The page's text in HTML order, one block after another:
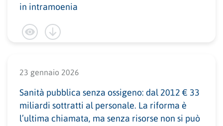
in intramoenia
23 gennaio 2026
Sanità pubblica senza ossigeno: dal 2012 € 33
miliardi sottratti al personale. La riforma è
l’ultima chiamata, ma senza risorse non si può